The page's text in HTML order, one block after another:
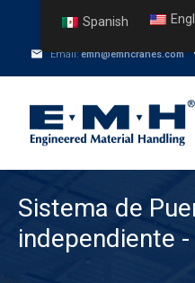
Email: emh@emhcranes.com
Sistema de
independiente
Spanish